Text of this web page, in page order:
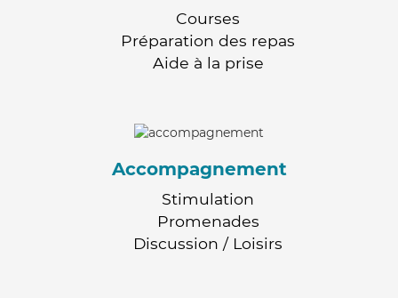
Courses
Préparation des repas
Aide à la prise
Accompagnement
Stimulation
Promenades
Discussion / Loisirs